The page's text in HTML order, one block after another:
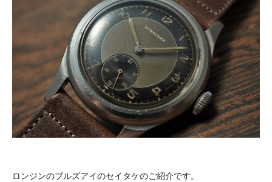
ロンジンのブルズアイのセイタケのご紹介です。